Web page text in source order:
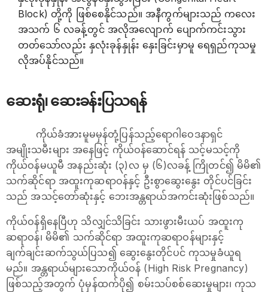
Block) တို့ကို ဖြစ်စေနိုင်သည်။ အနီကွက်များသည် ကလေး
အသက် ၆ လခန့်တွင် အလိုအလျောက် ပျောက်ကင်းသွား
တတ်သော်လည်း နှလုံးခုန်နှုန်း နှေးခြင်းမှာမူ ရေရှည်ကုသမှု
လိုအပ်နိုင်သည်။
ဆေးရုံ၊ ဆေးခန်းပြသရန်
ကိုယ်ခံအားမူမမှန်တုံ့ပြန်သည့်ရောဂါဝေဒနာရှင်
အမျိုးသမီးများ အနေဖြင့် ကိုယ်ဝန်ဆောင်ရန် သင့်မသင့်ကို
ကိုယ်ဝန်မယူမီ အနည်းဆုံး (၃)လ မှ (၆)လခန့် ကြိုတင်၍ မိမိ၏
သက်ဆိုင်ရာ အထူးကုဆရာဝန်နှင့် ဦးစွာဆွေးနွေး တိုင်ပင်ခြင်း
သည် အသင့်တော်ဆုံးနှင့် ဘေးအန္တရာယ်အကင်းဆုံးဖြစ်သည်။
ကိုယ်ဝန်ရှိနေပြီဟု သိလျှင်သိခြင်း သားဖွားမီးယပ် အထူးကု
ဆရာဝန်၊ မိမိ၏ သက်ဆိုင်ရာ အထူးကုဆရာဝန်များနှင့်
ချက်ချင်းဆက်သွယ်ပြသ၍ ဆွေးနွေးတိုင်ပင် ကုသမှုခံယူရ
မည်။ အန္တရာယ်များသောကိုယ်ဝန် (High Risk Pregnancy)
ဖြစ်သည့်အတွက် ပုံမှန်ထက်ပို၍ စမ်းသပ်စစ်ဆေးမှုများ၊ ကုသ